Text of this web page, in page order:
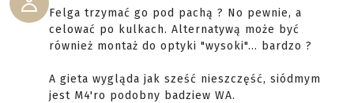
Felga trzymać go pod pachą ? No pewnie, a
celować po kulkach. Alternatywą może być
również montaż do optyki "wysoki"... bardzo ?
A gieta wygląda jak sześć nieszczęść, siódmym
jest M4'ro podobny badziew WA.